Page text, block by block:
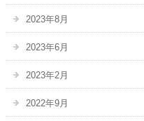
2023年8月
2023年6月
2023年2月
2022年9月